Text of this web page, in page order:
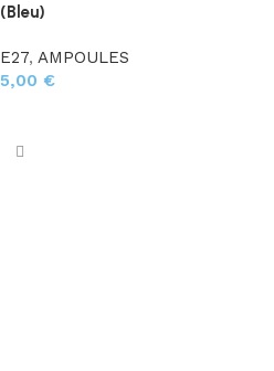
(Bleu)
E27, AMPOULES
5,00 €